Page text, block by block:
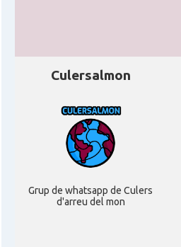
Culersalmon
Grup de whatsapp de Culers
d'arreu del mon